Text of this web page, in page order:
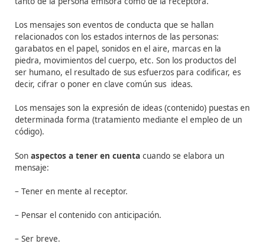
emisor al receptor y de nueva cuenta a aquél. Si no se
retroalimentación esto puede deberse a que el
recibió, comprendió o el receptor no quiso responder.
estos casos, el emisor debe de indagar la falta de
retroalimentación.
3. Mensaje:
Mensaje: información que la personaemisora desea
transmitir a la receptora
(orales o escritos)
y claves no verbales que repre
informaci